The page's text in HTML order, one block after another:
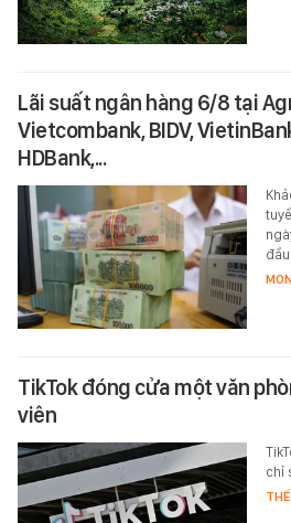
Lãi suất ngân hàng 6/8 tại
Vietcombank, BIDV,
HDBank,...
TikTok đóng cửa một văn
viên
chỉ